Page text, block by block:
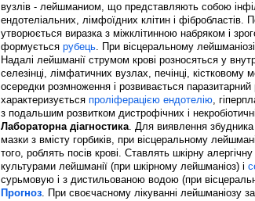
вузлів - лейшманиом, що представляють собою
ендотеліальних, лімфоїдних клітин і фібробластів.
утворюється виразка з міжклітинною набряком і
формується рубець. При вісцеральному
Надалі лейшманії струмом крові розносяться у
селезінці, лімфатичних вузлах, печінці, кістковому
осередки розмноження і розвивається паразитарний
характеризується проліферацією ендотелію,
з подальшим розвитком дистрофічних і
Лабораторна діагностика. Для виявлення
мазки з вмісту горбиків, при вісцеральному
того, роблять посів крові. Ставлять шкірну
культурами лейшманії (при шкірному лейшманіоз) і
сурьмовую і з дистильованою водою (при
Прогноз. При своєчасному лікуванні лейшманіозу